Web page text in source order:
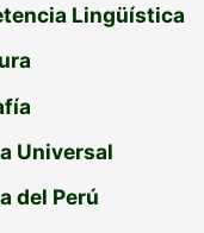
Lingüística
Universal
del Perú